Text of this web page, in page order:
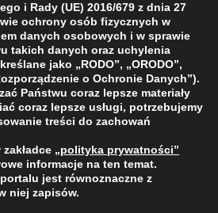
i Rady (UE) 2016/679 z dnia 27
ochrony osób fizycznych w
danych osobowych i w sprawie
takich danych oraz uchylenia
jako „RODO”, „ORODO”,
o Ochronie Danych”).
Państwu coraz lepsze materiały
coraz lepsze usługi, potrzebujemy
treści do zachowań
„polityka prywatności”
informacje na ten temat.
jest równoznaczne z
niej zapisów.